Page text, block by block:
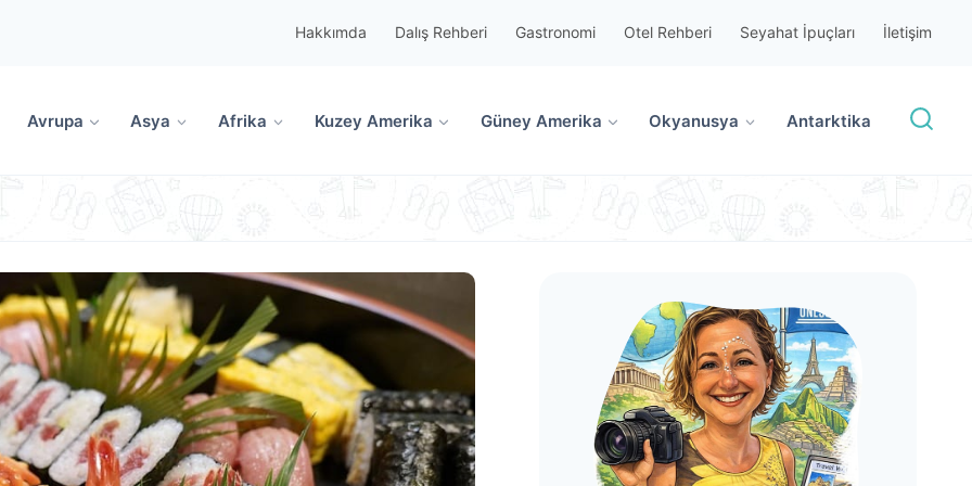
Hakkımda Dalış Rehberi Gastronomi Otel Rehberi Seyahat İpuçları İletişim
Avrupa Asya Afrika Kuzey Amerika Güney Amerika Okyanusya Antarktika